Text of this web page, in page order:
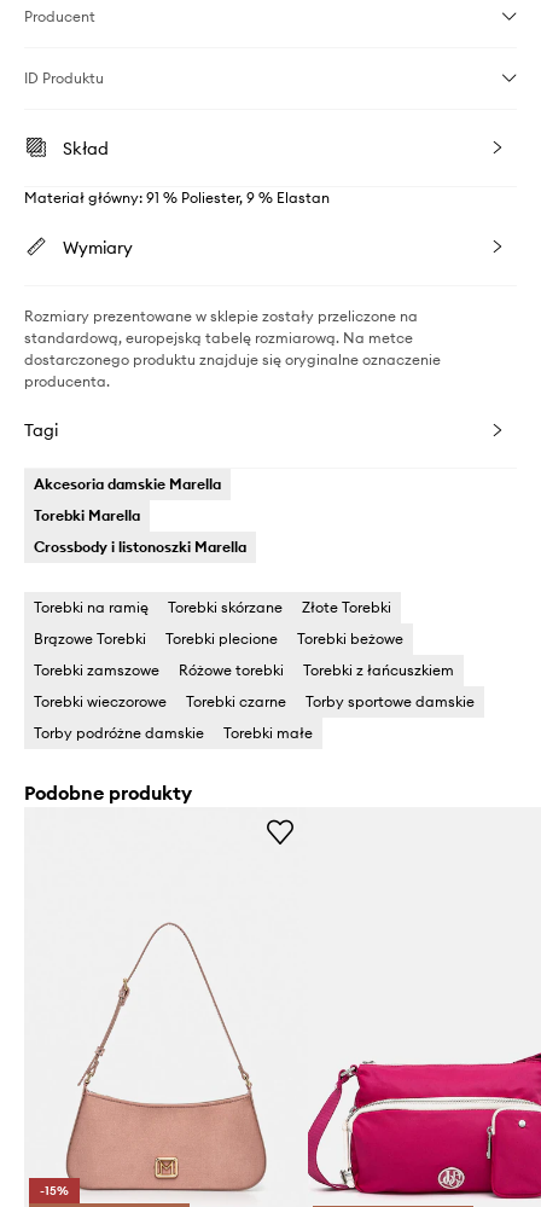
Producent
ID Produktu
Skład
Materiał główny: 91 % Poliester, 9 % Elastan
Wymiary
Rozmiary prezentowane w sklepie zostały przeliczone na
standardową, europejską tabelę rozmiarową. Na metce
dostarczonego produktu znajduje się oryginalne oznaczenie
producenta.
Tagi
Akcesoria damskie Marella
Torebki Marella
Crossbody i listonoszki Marella
Torebki na ramię Torebki skórzane
Złote Torebki
Brązowe Torebki
Torebki plecione
Torebki beżowe
Torebki zamszowe
Różowe torebki
Torebki z łańcuszkiem
Torebki wieczorowe
Torebki czarne
Torby sportowe damskie
Torby podróżne damskie
Torebki małe
Podobne produkty
-15%